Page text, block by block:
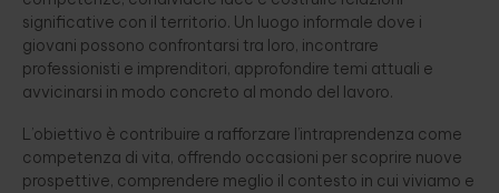
significative con il territorio. Un luogo informale dove i
giovani possono confrontarsi tra loro, incontrare
professionisti e imprenditori, approfondire temi attuali e
avvicinarsi in modo concreto al mondo del lavoro.
L’obiettivo è contribuire a rafforzare l’intraprendenza come
competenza di vita, offrendo occasioni per scoprire nuove
prospettive, comprendere meglio il contesto in cui viviamo e